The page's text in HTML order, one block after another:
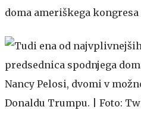
doma ameriškega kongresa